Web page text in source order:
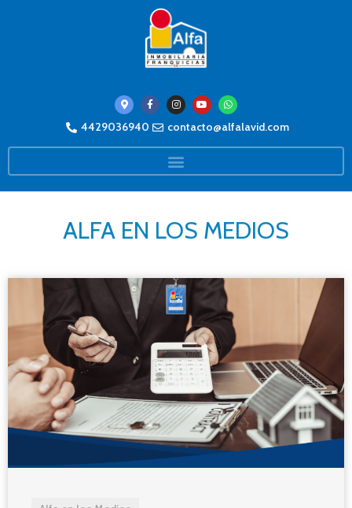
4429036940 contacto@alfalavid.com
ALFA EN LOS MEDIOS